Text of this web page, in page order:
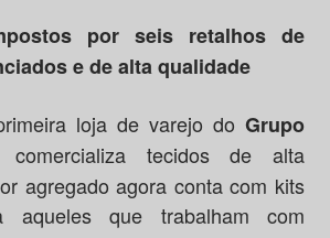
por seis retalhos de
e de alta qualidade
loja de varejo doGrupo
tecidos de alta
agregado agora conta com kits
aqueles que trabalham com